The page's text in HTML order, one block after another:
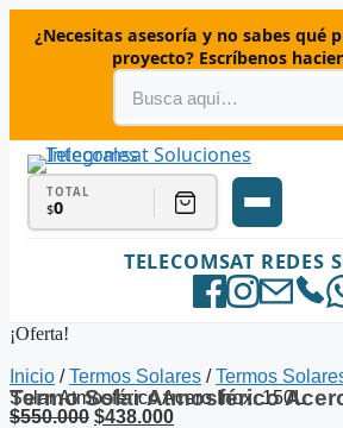
¿Necesitas asesoría y no sabes qué
proyecto? Escríbenos
TELECOMSAT REDES
TOTAL
$0
¡Oferta!
Inicio /Termos Solares /Termos
Solar Atmosférico Acero Inox. 150L
Termo Solar Atmosférico
$550.000 El
$438.000El